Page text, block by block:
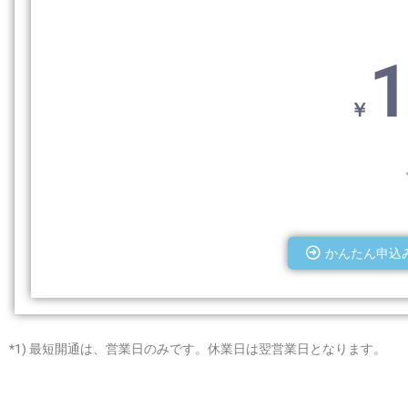
￥
かんたん申込
*1) 最短開通は、営業日のみです。休業日は翌営業日となります。